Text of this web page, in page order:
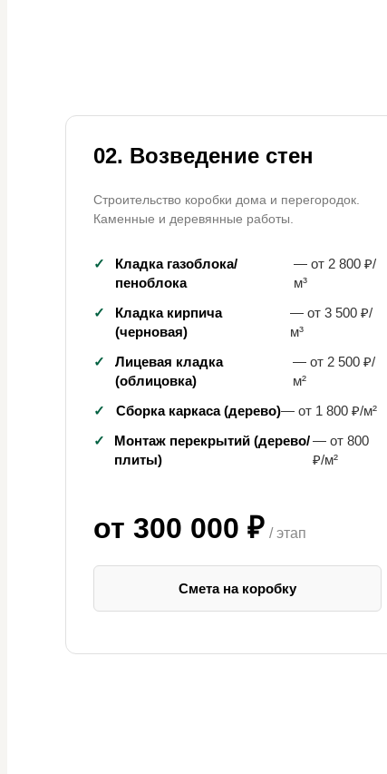
02. Возведение стен
Строительство коробки дома и перегородок.
Каменные и деревянные работы.
✓
Кладка газоблока/
пеноблока
— от 2 800 ₽/
м³
✓
Кладка кирпича
(черновая)
— от 3 500 ₽/
м³
✓
Лицевая кладка
(облицовка)
— от 2 500 ₽/
м²
✓
Сборка каркаса (дерево)— от 1 800 ₽/м²
✓
Монтаж перекрытий (дерево/
плиты)
— от 800
₽/м²
от 300 000 ₽ / этап
Смета на коробку